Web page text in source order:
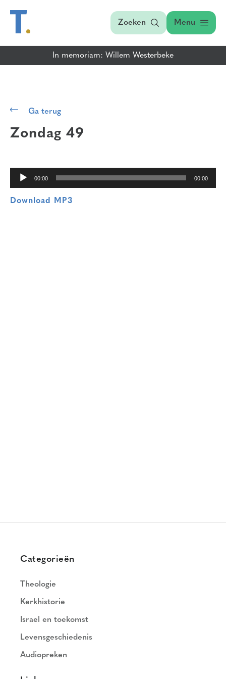
Zoeken Menu
In memoriam: Willem Westerbeke
Ga terug
Zondag 49
00:00 00:00
Download MP3
Categorieën
Theologie
Kerkhistorie
Israel en toekomst
Levensgeschiedenis
Audiopreken